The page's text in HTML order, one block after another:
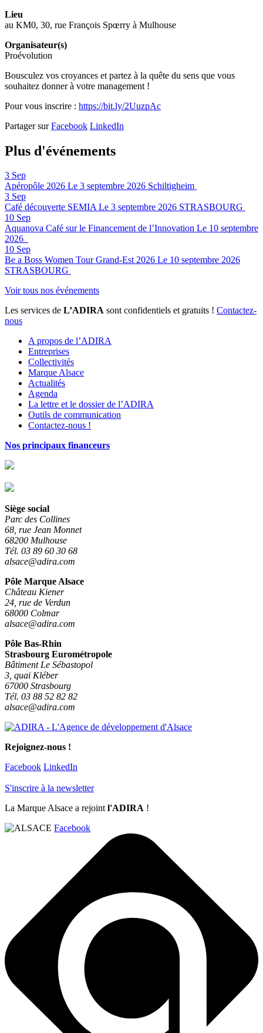
Lieu
au KM0, 30, rue François Spœrry à Mulhouse
Organisateur(s)
Proévolution
Bousculez vos croyances et partez à la quête du sens que vous
souhaitez donner à votre management !
Pour vous inscrire : https://bit.ly/2UuzpAc
Partager sur Facebook LinkedIn
Plus d'événements
3 Sep
Apéropôle 2026 Le 3 septembre 2026 Schiltigheim
3 Sep
Café découverte SEMIALe 3 septembre 2026 STRASBOURG
10 Sep
Aquanova Café sur le Financement de l’Innovation Le 10 septembre
2026
10 Sep
Be a Boss Women Tour Grand-Est 2026 Le 10 septembre 2026
STRASBOURG
Voir tous nos événements
Les services de L’ADIRA sont confidentiels et gratuits ! Contactez-
nous
A propos de l’ADIRA
Entreprises
Collectivités
Marque Alsace
Actualités
Agenda
La lettre et le dossier de l’ADIRA
Outils de communication
Contactez-nous !
Nos principaux financeurs
Siège social
Parc des Collines
68, rue Jean Monnet
68200 Mulhouse
Tél. 03 89 60 30 68
alsace@adira.com
Pôle Marque Alsace
Château Kiener
24, rue de Verdun
68000 Colmar
alsace@adira.com
Pôle Bas-Rhin
Strasbourg Eurométropole
Bâtiment Le Sébastopol
3, quai Kléber
67000 Strasbourg
Tél. 03 88 52 82 82
alsace@adira.com
Rejoignez-nous !
Facebook LinkedIn
S'inscrire à la newsletter
La Marque Alsace a rejointl'ADIRA !
Facebook